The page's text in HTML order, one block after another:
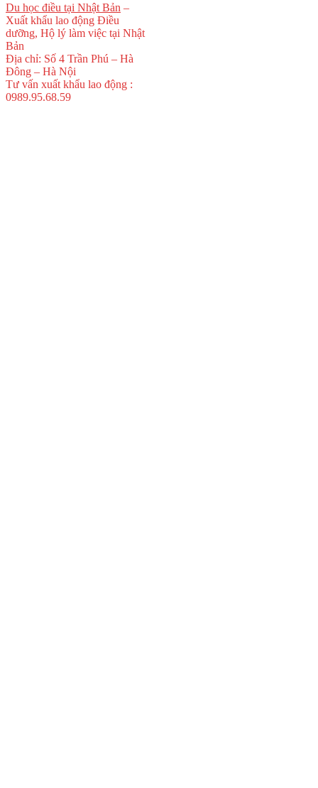
Du học điều tại Nhật Bản –
Xuất khẩu lao động Điều
dưỡng, Hộ lý làm việc tại Nhật
Bản
Địa chỉ: Số 4 Trần Phú – Hà
Đông – Hà Nội
Tư vấn xuất khẩu lao động :
0989.95.68.59